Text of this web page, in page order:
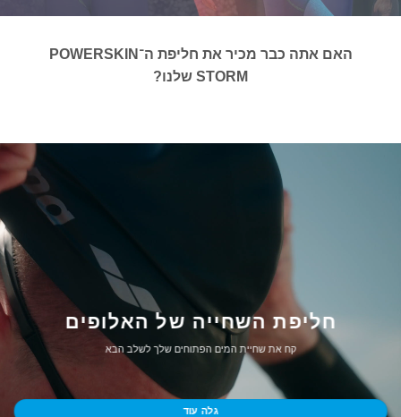
האם אתה כבר מכיר את חליפת ה־POWERSKIN
STORM שלנו?
חליפת השחייה של האלופים
קח את שחיית המים הפתוחים שלך לשלב הבא
גלה עוד